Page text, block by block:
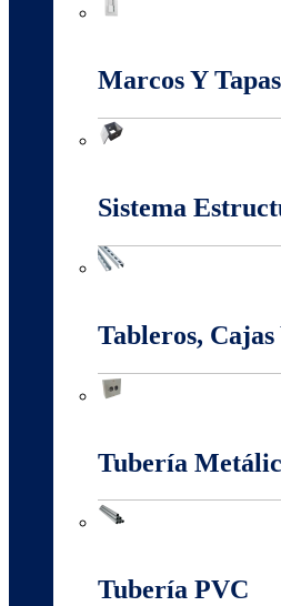
Marcos Y
Sistema
Tableros,
Tubería
Tubería PVC